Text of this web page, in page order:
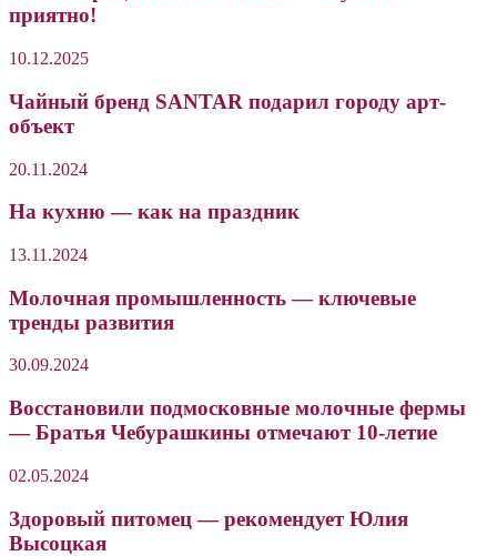
приятно!
10.12.2025
Чайный бренд SANTAR подарил городу арт-
объект
20.11.2024
На кухню — как на праздник
13.11.2024
Молочная промышленность — ключевые
тренды развития
30.09.2024
Восстановили подмосковные молочные фермы
— Братья Чебурашкины отмечают 10-летие
02.05.2024
Здоровый питомец — рекомендует Юлия
Высоцкая